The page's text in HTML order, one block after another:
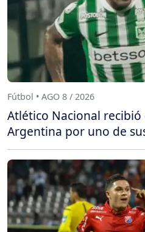
Fútbol • AGO 8 / 2026
Atlético Nacional
Argentina por uno de